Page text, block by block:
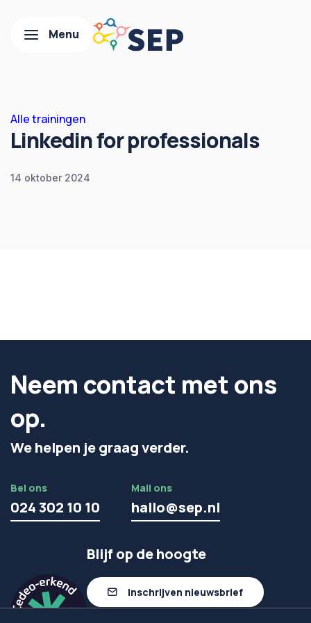
Alle trainingen
Linkedin for professionals
14 oktober 2024
Neem contact met ons
op.
We helpen je graag verder.
Bel ons
024 302 10 10
Mail ons
hallo@sep.nl
Blijf op de hoogte
Inschrijven nieuwsbrief